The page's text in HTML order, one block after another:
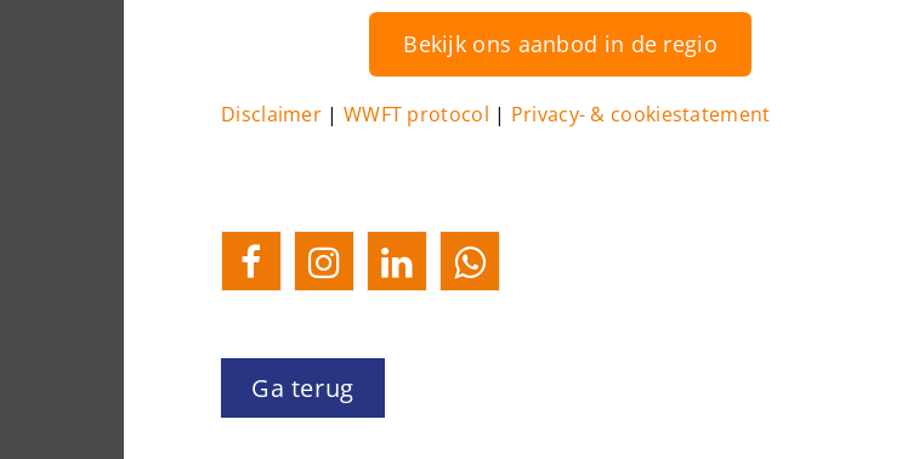
Bekijk ons aanbod in de regio
Disclaimer | WWFT protocol | Privacy- & cookiestatement
Ga terug